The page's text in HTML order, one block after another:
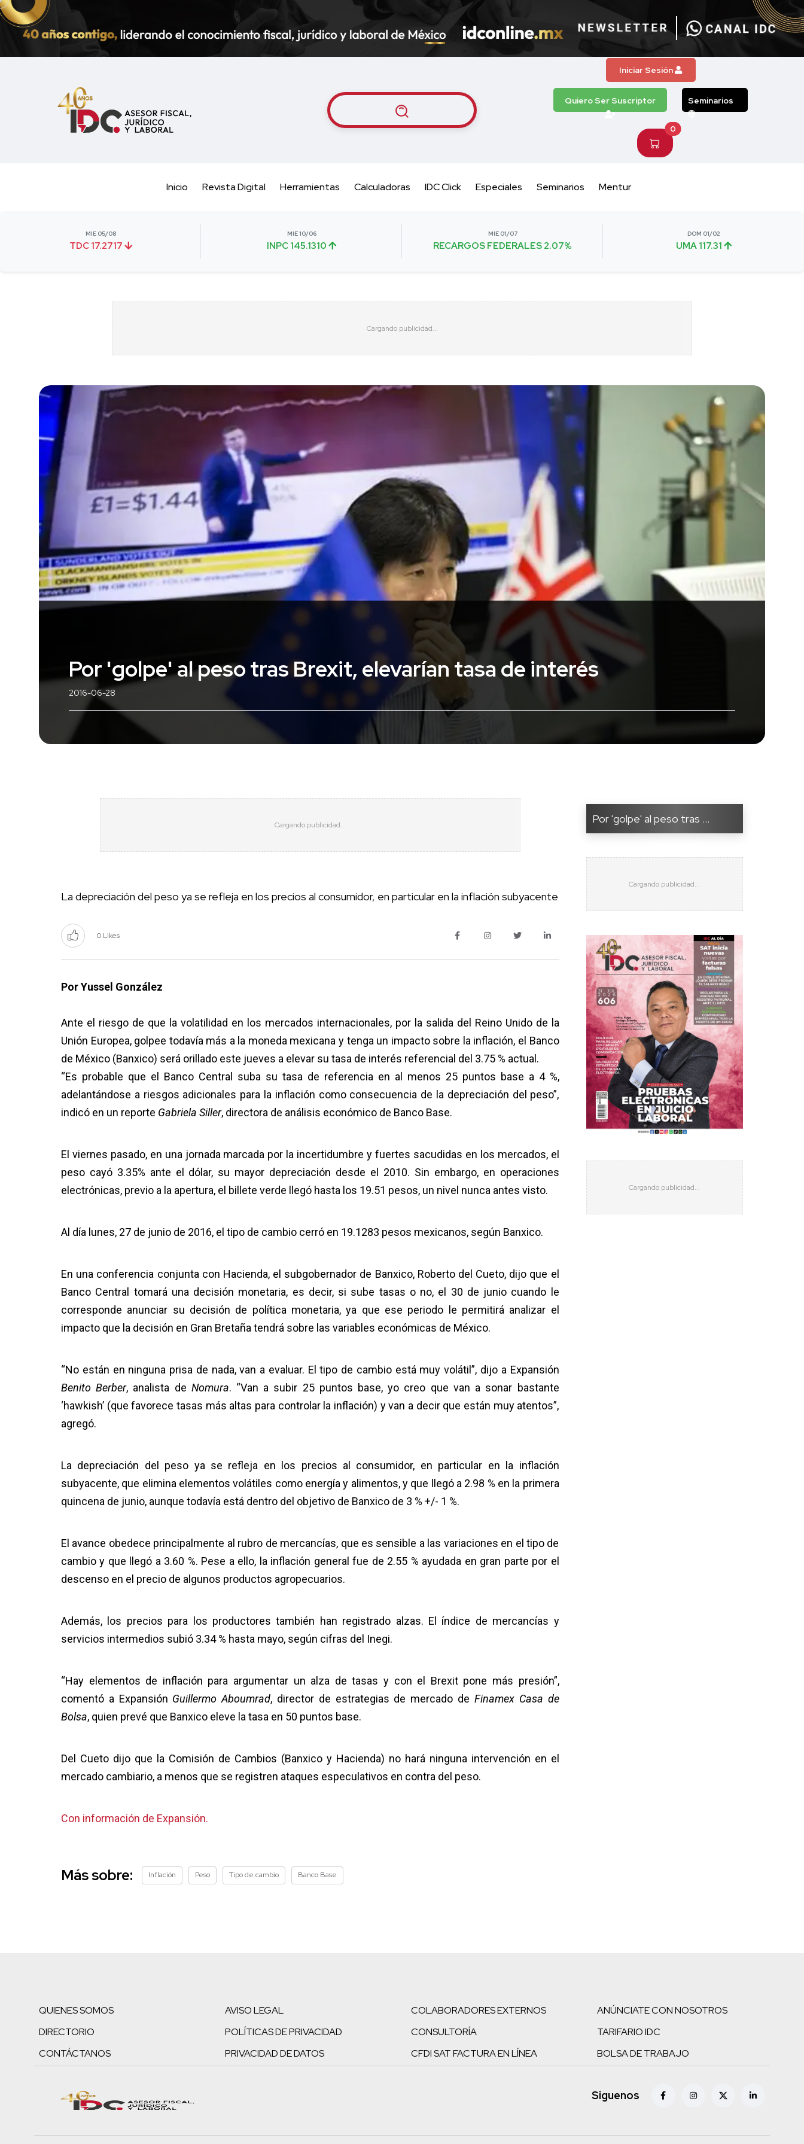
Iniciar Sesión
Quiero Ser Suscriptor Seminarios
0
Inicio Revista Digital Herramientas Calculadoras IDC Click Especiales Seminarios Mentur
MIE 05/08
TDC 17.2717
MIE 10/06
INPC 145.1310
MIE 01/07
RECARGOS FEDERALES 2.07%
DOM 01/02
UMA 117.31
Por 'golpe' al peso tras Brexit, elevarían tasa de interés
2016-06-28
La depreciación del peso ya se refleja en los precios al consumidor, en particular en la inflación subyacente
0 Likes
Por Yussel González
Ante el riesgo de que la volatilidad en los mercados internacionales, por la salida del Reino Unido de la
Unión Europea, golpee todavía más a la moneda mexicana y tenga un impacto sobre la inflación, el Banco
de México (Banxico) será orillado este jueves a elevar su tasa de interés referencial del 3.75 % actual.
“Es probable que el Banco Central suba su tasa de referencia en al menos 25 puntos base a 4 %,
adelantándose a riesgos adicionales para la inflación como consecuencia de la depreciación del peso”,
indicó en un reporte Gabriela Siller, directora de análisis económico de Banco Base.
El viernes pasado, en una jornada marcada por la incertidumbre y fuertes sacudidas en los mercados, el
peso cayó 3.35% ante el dólar, su mayor depreciación desde el 2010. Sin embargo, en operaciones
electrónicas, previo a la apertura, el billete verde llegó hasta los 19.51 pesos, un nivel nunca antes visto.
Al día lunes, 27 de junio de 2016, el tipo de cambio cerró en 19.1283 pesos mexicanos, según Banxico.
En una conferencia conjunta con Hacienda, el subgobernador de Banxico, Roberto del Cueto, dijo que el
Banco Central tomará una decisión monetaria, es decir, si sube tasas o no, el 30 de junio cuando le
corresponde anunciar su decisión de política monetaria, ya que ese periodo le permitirá analizar el
impacto que la decisión en Gran Bretaña tendrá sobre las variables económicas de México.
“No están en ninguna prisa de nada, van a evaluar. El tipo de cambio está muy volátil”, dijo a Expansión
Benito Berber, analista de Nomura. “Van a subir 25 puntos base, yo creo que van a sonar bastante
‘hawkish’ (que favorece tasas más altas para controlar la inflación) y van a decir que están muy atentos”,
agregó.
La depreciación del peso ya se refleja en los precios al consumidor, en particular en la inflación
subyacente, que elimina elementos volátiles como energía y alimentos, y que llegó a 2.98 % en la primera
quincena de junio, aunque todavía está dentro del objetivo de Banxico de 3 % +/- 1 %.
El avance obedece principalmente al rubro de mercancías, que es sensible a las variaciones en el tipo de
cambio y que llegó a 3.60 %. Pese a ello, la inflación general fue de 2.55 % ayudada en gran parte por el
descenso en el precio de algunos productos agropecuarios.
Además, los precios para los productores también han registrado alzas. El índice de mercancías y
servicios intermedios subió 3.34 % hasta mayo, según cifras del Inegi.
“Hay elementos de inflación para argumentar un alza de tasas y con el Brexit pone más presión”,
comentó a Expansión Guillermo Aboumrad, director de estrategias de mercado de Finamex Casa de
Bolsa, quien prevé que Banxico eleve la tasa en 50 puntos base.
Del Cueto dijo que la Comisión de Cambios (Banxico y Hacienda) no hará ninguna intervención en el
mercado cambiario, a menos que se registren ataques especulativos en contra del peso.
Con información de Expansión.
Por 'golpe' al peso tras ...
Más sobre: Inflación Peso Tipo de cambio Banco Base
QUIENES SOMOS
DIRECTORIO
CONTÁCTANOS
AVISO LEGAL
POLÍTICAS DE PRIVACIDAD
PRIVACIDAD DE DATOS
COLABORADORES EXTERNOS
CONSULTORÍA
CFDI SAT FACTURA EN LÍNEA
ANÚNCIATE CON NOSOTROS
TARIFARIO IDC
BOLSA DE TRABAJO
Siguenos